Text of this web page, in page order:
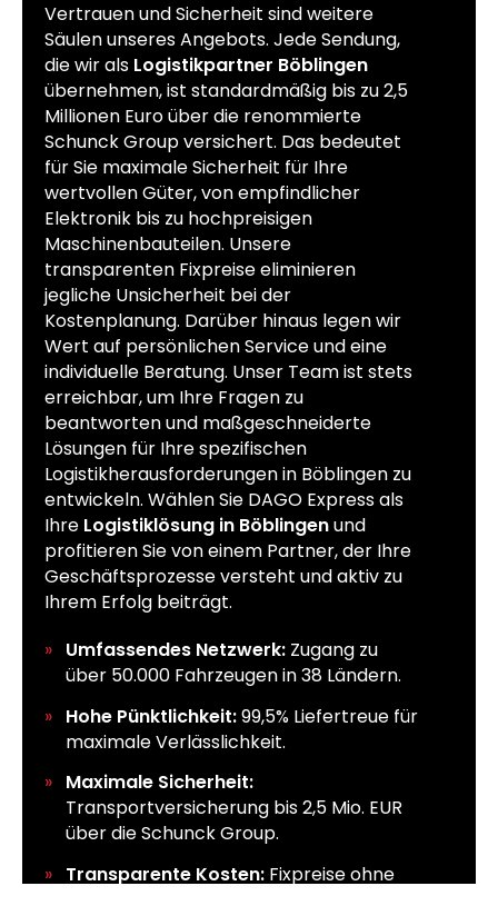
Vertrauen und Sicherheit sind weitere
Säulen unseres Angebots. Jede Sendung,
die wir als Logistikpartner Böblingen
übernehmen, ist standardmäßig bis zu 2,5
Millionen Euro über die renommierte
Schunck Group versichert. Das bedeutet
für Sie maximale Sicherheit für Ihre
wertvollen Güter, von empfindlicher
Elektronik bis zu hochpreisigen
Maschinenbauteilen. Unsere
transparenten Fixpreise eliminieren
jegliche Unsicherheit bei der
Kostenplanung. Darüber hinaus legen wir
Wert auf persönlichen Service und eine
individuelle Beratung. Unser Team ist stets
erreichbar, um Ihre Fragen zu
beantworten und maßgeschneiderte
Lösungen für Ihre spezifischen
Logistikherausforderungen in Böblingen zu
entwickeln. Wählen Sie DAGO Express als
Ihre Logistiklösung in Böblingenund
profitieren Sie von einem Partner, der Ihre
Geschäftsprozesse versteht und aktiv zu
Ihrem Erfolg beiträgt.
Umfassendes Netzwerk: Zugang zu
über 50.000 Fahrzeugen in 38 Ländern.
Hohe Pünktlichkeit:99,5% Liefertreue für
maximale Verlässlichkeit.
Maximale Sicherheit:
Transportversicherung bis 2,5 Mio. EUR
über die Schunck Group.
Transparente Kosten: Fixpreise ohne